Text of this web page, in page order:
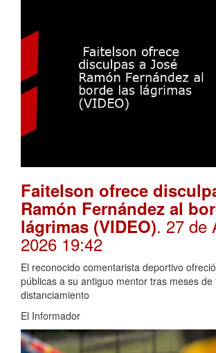
Faitelson ofrece
Ramón Fernández al
lágrimas (VIDEO). 27 de
2026 19:42
El reconocido comentarista deportivo
públicas a su antiguo mentor tras meses de
distanciamiento
El Informador